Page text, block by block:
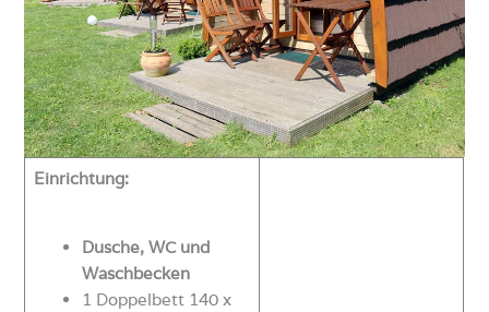
Einrichtung:
Dusche, WC und
Waschbecken
1 Doppelbett 140 x